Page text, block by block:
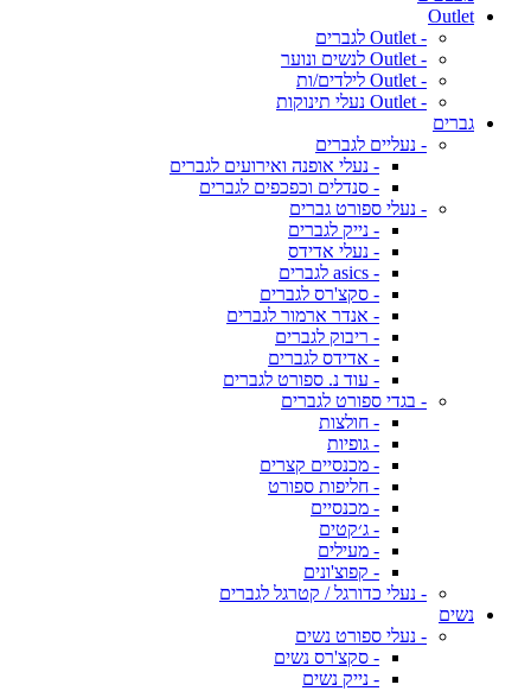
Outlet
- Outlet לגברים
- Outlet לנשים ונוער
- Outlet לילדים/ות
- Outlet נעלי תינוקות
גברים
- נעליים לגברים
- נעלי אופנה ואירועים לגברים
- סנדלים וכפכפים לגברים
- נעלי ספורט גברים
- נייק לגברים
- נעלי אדידס
- asics לגברים
- סקצ'רס לגברים
- אנדר ארמור לגברים
- ריבוק לגברים
- אדידס לגברים
- עוד נ. ספורט לגברים
- בגדי ספורט לגברים
- חולצות
- גופיות
- מכנסיים קצרים
- חליפות ספורט
- מכנסיים
- ג׳קטים
- מעילים
- קפוצ'ונים
- נעלי כדורגל / קטרגל לגברים
נשים
- נעלי ספורט נשים
- סקצ'רס נשים
- נייק נשים